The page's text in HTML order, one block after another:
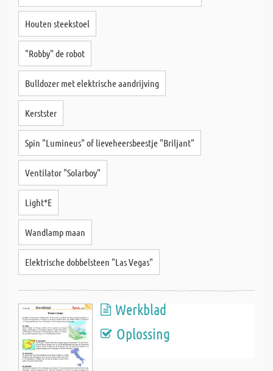
Houten steekstoel
"Robby" de robot
Bulldozer met elektrische aandrijving
Kerstster
Spin "Lumineus" of lieveheersbeestje "Briljant"
Ventilator "Solarboy"
Light*E
Wandlamp maan
Elektrische dobbelsteen "Las Vegas"
Werkblad
Oplossing